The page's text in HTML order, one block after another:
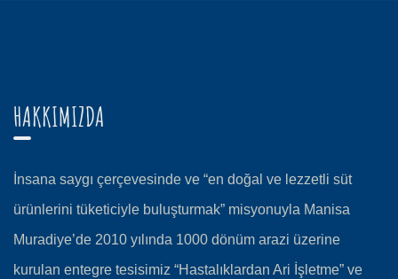
HAKKIMIZDA
İnsana saygı çerçevesinde ve “en doğal ve lezzetli süt
ürünlerini tüketiciyle buluşturmak” misyonuyla Manisa
Muradiye’de 2010 yılında 1000 dönüm arazi üzerine
kurulan entegre tesisimiz “Hastalıklardan Ari İşletme” ve